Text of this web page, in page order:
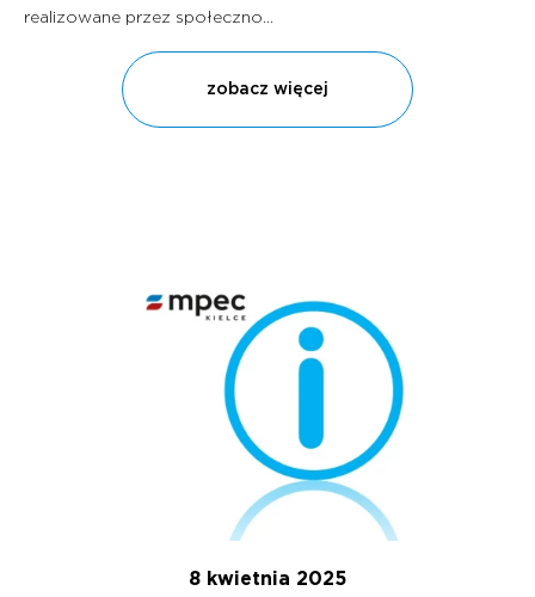
realizowane przez społeczno...
zobacz więcej
8 kwietnia 2025